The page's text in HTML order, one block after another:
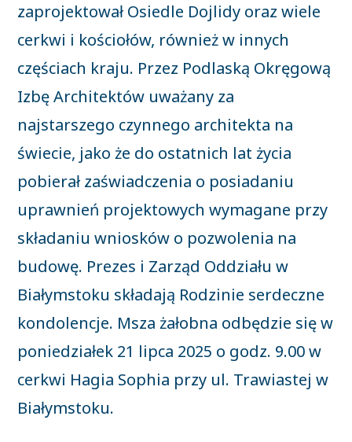
zaprojektował Osiedle Dojlidy oraz wiele
cerkwi i kościołów, również w innych
częściach kraju. Przez Podlaską Okręgową
Izbę Architektów uważany za
najstarszego czynnego architekta na
świecie, jako że do ostatnich lat życia
pobierał zaświadczenia o posiadaniu
uprawnień projektowych wymagane przy
składaniu wniosków o pozwolenia na
budowę. Prezes i Zarząd Oddziału w
Białymstoku składają Rodzinie serdeczne
kondolencje. Msza żałobna odbędzie się w
poniedziałek 21 lipca 2025 o godz. 9.00 w
cerkwi Hagia Sophia przy ul. Trawiastej w
Białymstoku.